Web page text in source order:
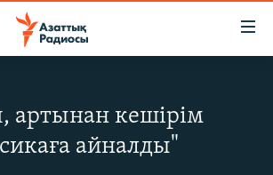
артынан кешірім
айналды"